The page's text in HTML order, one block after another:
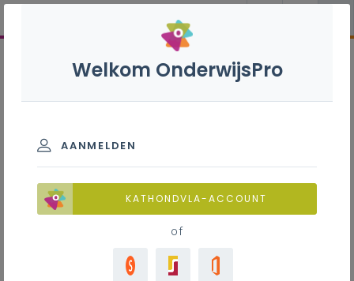
Welkom OnderwijsPro
AANMELDEN
KATHONDVLA-ACCOUNT
of